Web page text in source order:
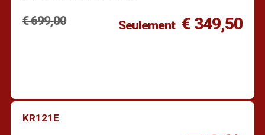
€ 699,00 Seulement € 349,50
Trouver un revendeur
KR121E